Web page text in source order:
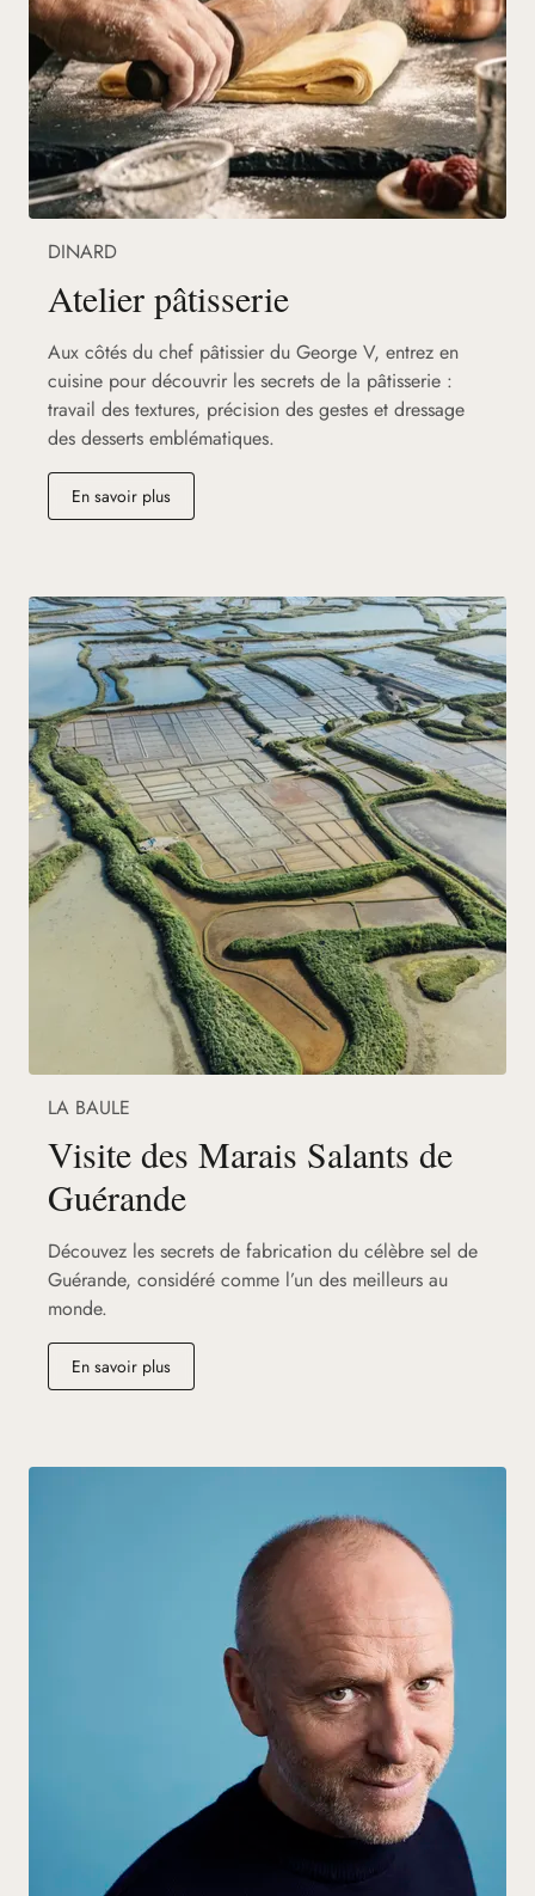
DINARD
Atelier pâtisserie
Aux côtés du chef pâtissier du George V, entrez en
cuisine pour découvrir les secrets de la pâtisserie :
travail des textures, précision des gestes et dressage
des desserts emblématiques.
En savoir plus
LA BAULE
Visite des Marais Salants de
Guérande
Découvez les secrets de fabrication du célèbre sel de
Guérande, considéré comme l’un des meilleurs au
monde.
En savoir plus